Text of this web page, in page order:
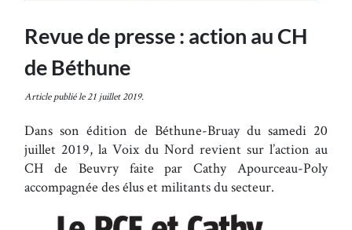
Revue de presse : action au CH
de Béthune
Article publié le 21 juillet 2019.
Dans son édition de Béthune-Bruay du samedi 20
juillet 2019, la Voix du Nord revient sur l’action au
CH de Beuvry faite par Cathy Apourceau-Poly
accompagnée des élus et militants du secteur.